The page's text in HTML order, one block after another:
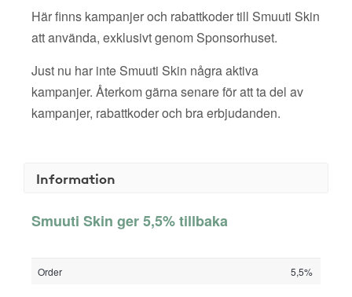
Här finns kampanjer och rabattkoder till Smuuti Skin
att använda, exklusivt genom Sponsorhuset.
Just nu har inte Smuuti Skin några aktiva
kampanjer. Återkom gärna senare för att ta del av
kampanjer, rabattkoder och bra erbjudanden.
Information
Smuuti Skin ger 5,5% tillbaka
Order 5,5%